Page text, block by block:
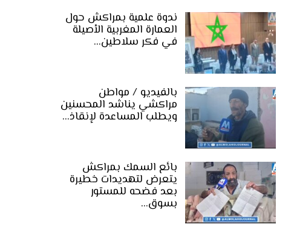
ندوة علمية بمراكش حول
العمارة المغربية الأصيلة
في فكر سلاطين…
بالفيديو / مواطن
مراكشي يناشد المحسنين
ويطلب المساعدة لإنقاذ…
بائع السمك بمراكش
يتعرض لتهديدات خطيرة
بعد فضحه للمستور
بسوق…